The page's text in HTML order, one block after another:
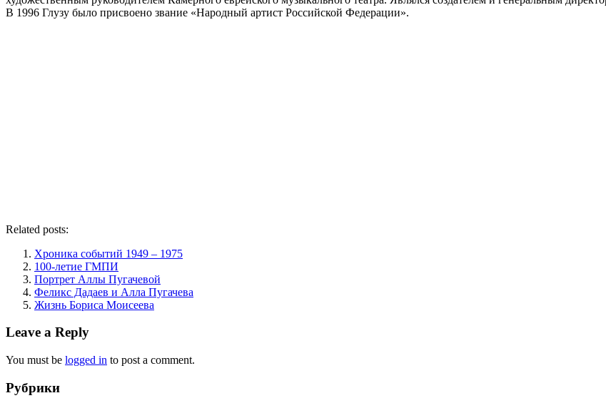
В 1996 Глузу было присвоено звание «Народный артист Российской Федерации».
Related posts:
Хроника событий 1949 – 1975
100-летие ГМПИ
Портрет Аллы Пугачевой
Феликс Дадаев и Алла Пугачева
Жизнь Бориса Моисеева
Leave a Reply
You must be logged in to post a comment.
Рубрики